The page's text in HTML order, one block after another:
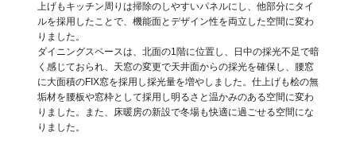
上げもキッチン周りは掃除のしやすいパネルにし、他部分にタイ
ルを採用したことで、機能面とデザイン性を両立した空間に変わ
りました。
ダイニングスペースは、北面の1階に位置し、日中の採光不足で暗
く感じておられ、天窓の変更で天井面からの採光を確保し、腰窓
に大面積のFIX窓を採用し採光量を増やしました。仕上げも桧の無
垢材を腰板や窓枠として採用し明るさと温かみのある空間に変わ
りました。また、床暖房の新設で冬場も快適に過ごせる空間にな
りました。